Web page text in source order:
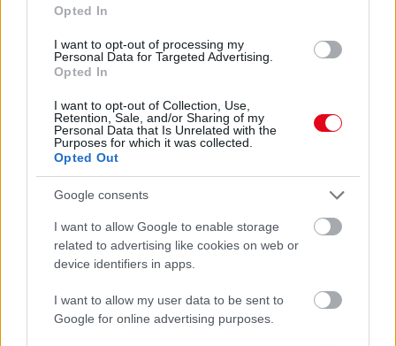
Opted In
I want to opt-out of processing my
Personal Data for Targeted Advertising.
Opted In
I want to opt-out of Collection, Use,
Retention, Sale, and/or Sharing of my
Personal Data that Is Unrelated with the
Purposes for which it was collected.
Opted Out
Google consents
I want to allow Google to enable storage
related to advertising like cookies on web or
device identifiers in apps.
I want to allow my user data to be sent to
Google for online advertising purposes.
Egyre több embernél jelentkezik ez a hiányállapot – az
első jelek szinte észrevehetetlenek